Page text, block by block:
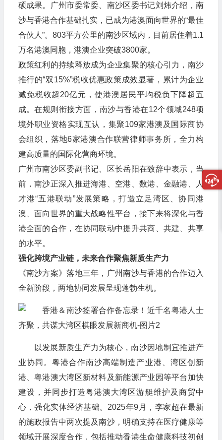
硕成果。广州市委常委、南沙区委书记刘炜介绍，南
沙与香港合作基础扎实，已成为港澳面向世界的“最佳
合伙人”。803平方公里的南沙区域内，目前居住着1.1
万名港澳同胞，港澳企业突破3800家。
政策红利的持续释放成为企业集聚的核心引力，南沙
推行的“双15%”税收优惠政策成效显著，累计为企业
减免税收超20亿元，使港澳居民平均税负下降超五
成。在规则衔接方面，南沙与香港在12个领域248项
境外职业资格实现互认，集聚109家港澳及国际商协
会组织，落地6家港澳合作联营律师事务所，全力构
建高质量的国际化营商环境。
广州市南沙区委副书记、区长岳阳在致辞中表示，当
前，南沙正深入推进海港、空港、数港、金融港、人
才港“五港联动”发展策略，打造立足湾区、协同港
澳、面向世界的重大战略性平台，接下来将深化与香
港全面的合作，在协同联动中提升共商、共建、共享
的水平。
强化跨境产业链，未来合作聚焦新质生产力
《南沙方案》落地三年，广州南沙与香港的合作迈入
全新阶段，两地协同发展呈现蓬勃生机。
以发展新质生产力为核心，南沙因地制宜推进产
业协同。粤港合作南沙高端制造产业港、湾区创新
港、粤港澳大湾区新材料及新能源产业园等平台加快
建设，并同步打造粤港澳大湾区游艇维护及商贸中
心，强化实体经济基础。2025年9月，李家超在最新
的施政报告中两次提及南沙，明确支持在医疗健康等
领域开展深度合作，包括推动香港生命健康科技初创